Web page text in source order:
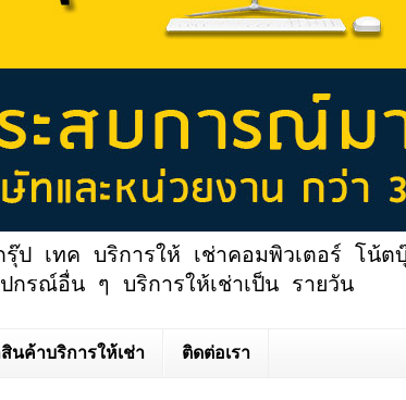
รุ๊ป เทค บริการให้ เช่าคอมพิวเตอร์ โน้
กรณ์อื่น ๆ บริการให้เช่าเป็น รายวัน
นค้าบริการให้เช่า ติดต่อเรา